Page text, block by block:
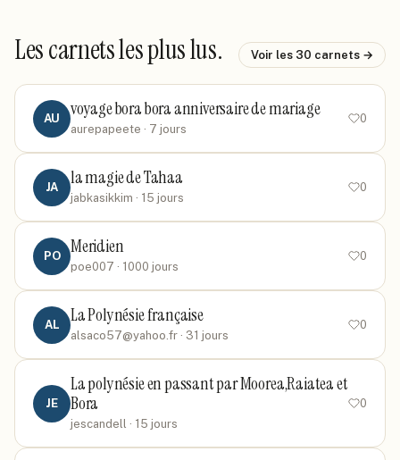
Les carnets les plus lus. Voir les 30 carnets →
AU voyage bora bora anniversaire de mariage
aurepapeete · 7 jours
0
JA la magie de Tahaa
jabkasikkim · 15 jours
0
PO Meridien
poe007 · 1000 jours
0
AL La Polynésie française
alsaco57@yahoo.fr · 31 jours
0
JE
La polynésie en passant par Moorea,Raiatea et
Bora
jescandell · 15 jours
0